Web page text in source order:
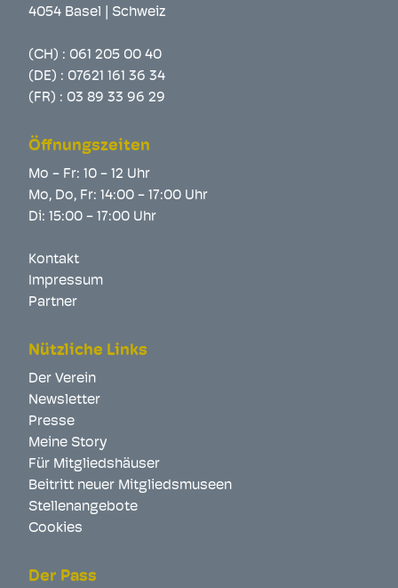
4054 Basel | Schweiz
(CH) : 061 205 00 40
(DE) : 07621 161 36 34
(FR) : 03 89 33 96 29
Öffnungszeiten
Mo - Fr: 10 - 12 Uhr
Mo, Do, Fr: 14:00 - 17:00 Uhr
Di: 15:00 - 17:00 Uhr
Kontakt
Impressum
Partner
Nützliche Links
Der Verein
Newsletter
Presse
Meine Story
Für Mitgliedshäuser
Beitritt neuer Mitgliedsmuseen
Stellenangebote
Cookies
Der Pass